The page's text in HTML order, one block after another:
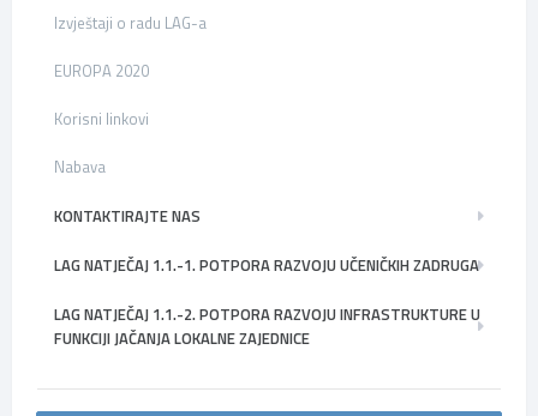
Izvještaji o radu LAG-a
EUROPA 2020
Korisni linkovi
Nabava
KONTAKTIRAJTE NAS
LAG NATJEČAJ 1.1.-1. POTPORA RAZVOJU UČENIČKIH ZADRUGA
LAG NATJEČAJ 1.1.-2. POTPORA RAZVOJU INFRASTRUKTURE U
FUNKCIJI JAČANJA LOKALNE ZAJEDNICE